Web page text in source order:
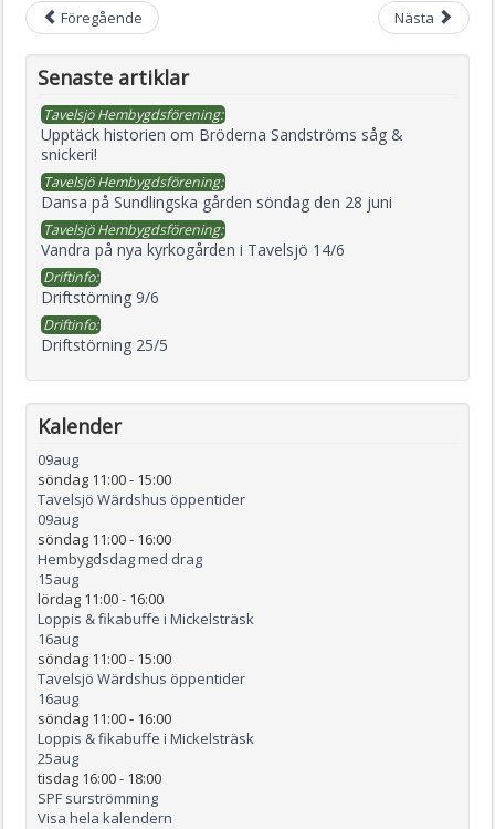
Föregående Nästa
Senaste artiklar
Tavelsjö Hembygdsförening:
Upptäck historien om Bröderna Sandströms såg &
snickeri!
Tavelsjö Hembygdsförening:
Dansa på Sundlingska gården söndag den 28 juni
Tavelsjö Hembygdsförening:
Vandra på nya kyrkogården i Tavelsjö 14/6
Driftinfo:
Driftstörning 9/6
Driftinfo:
Driftstörning 25/5
Kalender
09aug
söndag 11:00- 15:00
Tavelsjö Wärdshus öppentider
09aug
söndag 11:00- 16:00
Hembygdsdag med drag
15aug
lördag 11:00- 16:00
Loppis & fikabuffe i Mickelsträsk
16aug
söndag 11:00- 15:00
Tavelsjö Wärdshus öppentider
16aug
söndag 11:00- 16:00
Loppis & fikabuffe i Mickelsträsk
25aug
tisdag 16:00- 18:00
SPF surströmming
Visa hela kalendern